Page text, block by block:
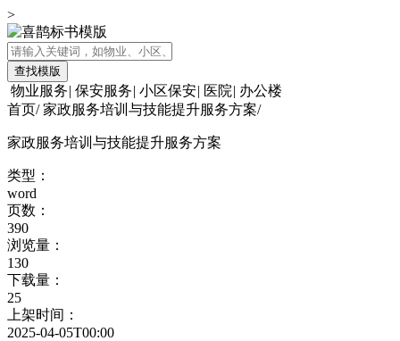
>
查找模版
物业服务| 保安服务| 小区保安| 医院| 办公楼
首页/ 家政服务培训与技能提升服务方案/
家政服务培训与技能提升服务方案
类型：
word
页数：
390
浏览量：
130
下载量：
25
上架时间：
2025-04-05T00:00